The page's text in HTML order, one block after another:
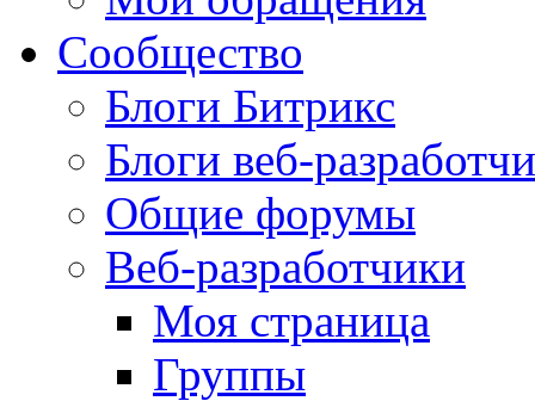
Сообщество
Блоги Битрикс
Блоги веб-
Общие форумы
Веб-разработчики
Моя страница
Группы